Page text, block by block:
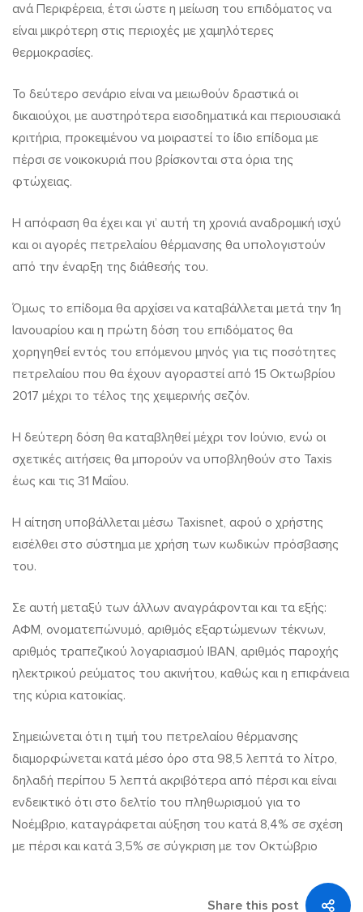
ανά Περιφέρεια, έτσι ώστε η μείωση του επιδόματος να
είναι μικρότερη στις περιοχές με χαμηλότερες
θερμοκρασίες.
Το δεύτερο σενάριο είναι να μειωθούν δραστικά οι
δικαιούχοι, με αυστηρότερα εισοδηματικά και περιουσιακά
κριτήρια, προκειμένου να μοιραστεί το ίδιο επίδομα με
πέρσι σε νοικοκυριά που βρίσκονται στα όρια της
φτώχειας.
Η απόφαση θα έχει και γι’ αυτή τη χρονιά αναδρομική ισχύ
και οι αγορές πετρελαίου θέρμανσης θα υπολογιστούν
από την έναρξη της διάθεσής του.
Όμως το επίδομα θα αρχίσει να καταβάλλεται μετά την 1η
Ιανουαρίου και η πρώτη δόση του επιδόματος θα
χορηγηθεί εντός του επόμενου μηνός για τις ποσότητες
πετρελαίου που θα έχουν αγοραστεί από 15 Οκτωβρίου
2017 μέχρι το τέλος της χειμερινής σεζόν.
Η δεύτερη δόση θα καταβληθεί μέχρι τον Ιούνιο, ενώ οι
σχετικές αιτήσεις θα μπορούν να υποβληθούν στο Taxis
έως και τις 31 Μαΐου.
Η αίτηση υποβάλλεται μέσω Taxisnet, αφού ο χρήστης
εισέλθει στο σύστημα με χρήση των κωδικών πρόσβασης
του.
Σε αυτή μεταξύ των άλλων αναγράφονται και τα εξής:
ΑΦΜ, ονοματεπώνυμό, αριθμός εξαρτώμενων τέκνων,
αριθμός τραπεζικού λογαριασμού ΙΒΑΝ, αριθμός παροχής
ηλεκτρικού ρεύματος του ακινήτου, καθώς και η επιφάνεια
της κύρια κατοικίας.
Σημειώνεται ότι η τιμή του πετρελαίου θέρμανσης
διαμορφώνεται κατά μέσο όρο στα 98,5 λεπτά το λίτρο,
δηλαδή περίπου 5 λεπτά ακριβότερα από πέρσι και είναι
ενδεικτικό ότι στο δελτίο του πληθωρισμού για το
Νοέμβριο, καταγράφεται αύξηση του κατά 8,4% σε σχέση
με πέρσι και κατά 3,5% σε σύγκριση με τον Οκτώβριο
Share this post